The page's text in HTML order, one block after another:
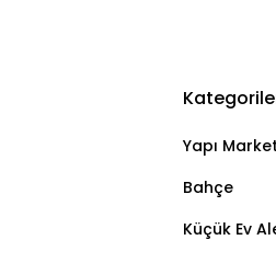
Bu ürüne ilk yorumu siz yapın!
Yorum Yaz
Yapı Market
Bahçe
Küçük Ev